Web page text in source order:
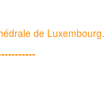
de Luxembourg.